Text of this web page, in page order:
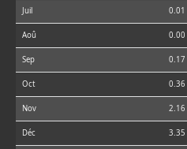
Juil 0.01
Aoû 0.00
Sep 0.17
Oct 0.36
Nov 2.16
Déc 3.35